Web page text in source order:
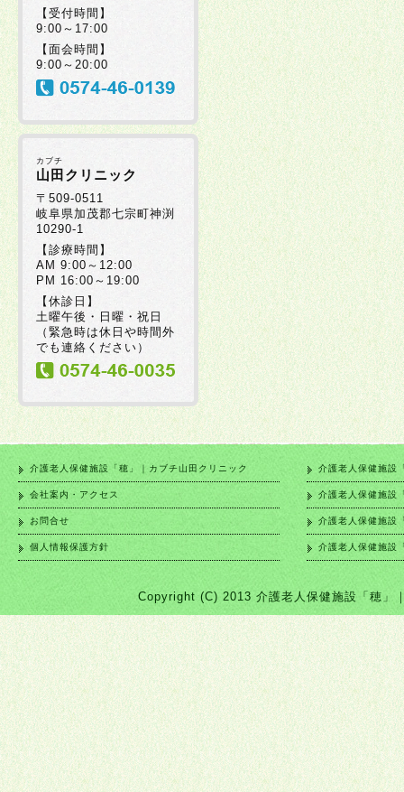
【受付時間】
9:00～17:00
【面会時間】
9:00～20:00
カブチ
山田クリニック
〒509-0511
岐阜県加茂郡七宗町神渕
10290-1
【診療時間】
AM 9:00～12:00
PM 16:00～19:00
【休診日】
土曜午後・日曜・祝日
（緊急時は休日や時間外
でも連絡ください）
介護老人保健施設「穂」｜カブチ山田クリニック
会社案内・アクセス
お問合せ
個人情報保護方針
介護老人保健施設
介護老人保健施設
介護老人保健施設
介護老人保健施設
Copyright (C) 2013 介護老人保健施設「穂